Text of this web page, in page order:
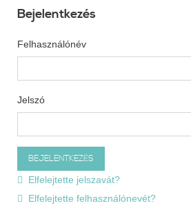
Bejelentkezés
Felhasználónév
Jelszó
Elfelejtette jelszavát?
Elfelejtette felhasználónevét?